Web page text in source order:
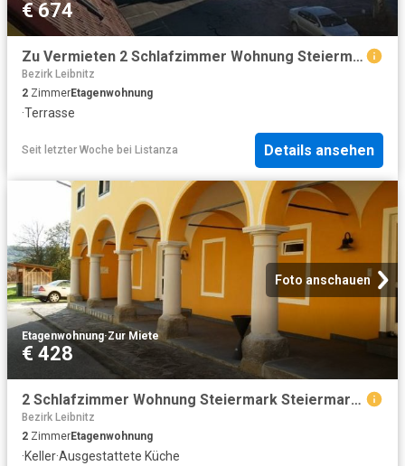
€ 674
Zu Vermieten 2 Schlafzimmer Wohnung Steiermark Steiermark DS104712932
Bezirk Leibnitz
2 ZimmerEtagenwohnung
·Terrasse
Seit letzter Woche bei Listanza Details ansehen
Foto anschauen
Etagenwohnung·Zur Miete
€ 428
2 Schlafzimmer Wohnung Steiermark Steiermark 104564697
Bezirk Leibnitz
2 ZimmerEtagenwohnung
·Keller·Ausgestattete Küche